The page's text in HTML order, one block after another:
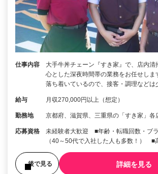
仕事内容
大手牛丼チェーン『すき家』で、店内清
心とした深夜時間帯の業務をお任せしま
落ち着いているので、接客・調理などは
給与 月収270,000円以上（想定）
勤務地 京都府、滋賀県、三重県の「すき家」各
応募資格
未経験者大歓迎 ■年齢・転職回数・ブ
（40～50代で入社した人も多数！） ■
後で見る 詳細を見る